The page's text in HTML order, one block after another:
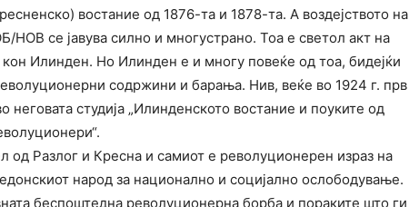
востание од 1876-та и 1878-та. А воздејството на
НОВ се јавува силно и многустрано. Тоа е светол акт на
Илинден. Но Илинден е и многу повеќе од тоа, бидејќи
содржини и барања. Нив, веќе во 1924 г. прв
студија „Илинденското востание и поуките од
од Разлог и Кресна и самиот е револуционерен израз на
народ за национално и социјално ослободување.
беспоштедна револуционерна борба и пораките што ги